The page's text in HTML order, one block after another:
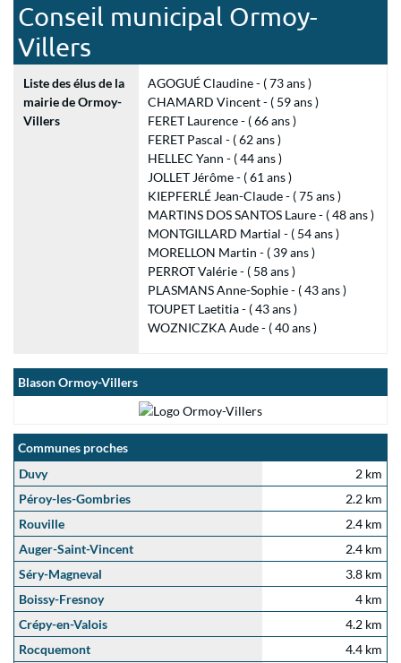
Conseil municipal Ormoy-
Villers
Liste des élus de la
mairie de Ormoy-
Villers
AGOGUÉ Claudine - ( 73 ans )
CHAMARD Vincent - ( 59 ans )
FERET Laurence - ( 66 ans )
FERET Pascal - ( 62 ans )
HELLEC Yann - ( 44 ans )
JOLLET Jérôme - ( 61 ans )
KIEPFERLÉ Jean-Claude - ( 75 ans )
MARTINS DOS SANTOS Laure - ( 48 ans )
MONTGILLARD Martial - ( 54 ans )
MORELLON Martin - ( 39 ans )
PERROT Valérie - ( 58 ans )
PLASMANS Anne-Sophie - ( 43 ans )
TOUPET Laetitia - ( 43 ans )
WOZNICZKA Aude - ( 40 ans )
Blason Ormoy-Villers
Communes proches
Duvy
2 km
Péroy-les-Gombries
2.2 km
Rouville
2.4 km
Auger-Saint-Vincent
2.4 km
Séry-Magneval
3.8 km
Boissy-Fresnoy
4 km
Crépy-en-Valois
4.2 km
Rocquemont
4.4 km